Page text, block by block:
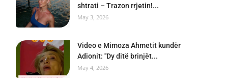
shtrati – Trazon rrjetin!...
May 3, 2026
Video e Mimoza Ahmetit kundër
Adionit: "Dy ditë brinjët...
May 4, 2026